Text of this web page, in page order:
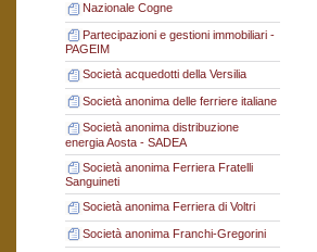
Nazionale Cogne
Partecipazioni e gestioni immobiliari -
PAGEIM
Società acquedotti della Versilia
Società anonima delle ferriere italiane
Società anonima distribuzione
energia Aosta - SADEA
Società anonima Ferriera Fratelli
Sanguineti
Società anonima Ferriera di Voltri
Società anonima Franchi-Gregorini